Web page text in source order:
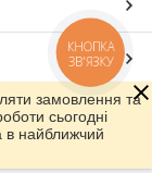
замовлення та
сьогодні
в найближчий
КНОПКА
ЗВ'ЯЗКУ